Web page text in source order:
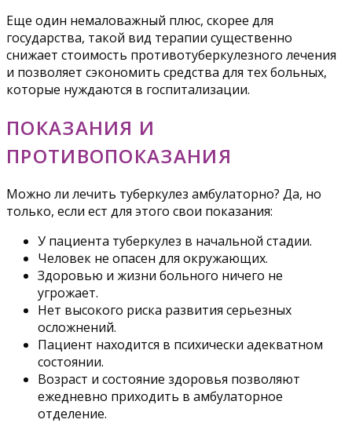
Еще один немаловажный плюс, скорее для
государства, такой вид терапии существенно
снижает стоимость противотуберкулезного лечения
и позволяет сэкономить средства для тех больных,
которые нуждаются в госпитализации.
ПОКАЗАНИЯ И
ПРОТИВОПОКАЗАНИЯ
Можно ли лечить туберкулез амбулаторно? Да, но
только, если ест для этого свои показания:
У пациента туберкулез в начальной стадии.
Человек не опасен для окружающих.
Здоровью и жизни больного ничего не
угрожает.
Нет высокого риска развития серьезных
осложнений.
Пациент находится в психически адекватном
состоянии.
Возраст и состояние здоровья позволяют
ежедневно приходить в амбулаторное
отделение.